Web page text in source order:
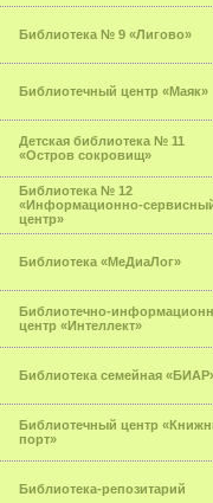
Библиотека № 9 «Лигово»
Библиотечный центр «Маяк»
Детская библиотека № 11
«Остров сокровищ»
Библиотека № 12
«Информационно-
центр»
Библиотека «МеДиаЛог»
Библиотечно-
центр «Интеллект»
Библиотека семейная
Библиотечный центр
порт»
Библиотека-репозитарий